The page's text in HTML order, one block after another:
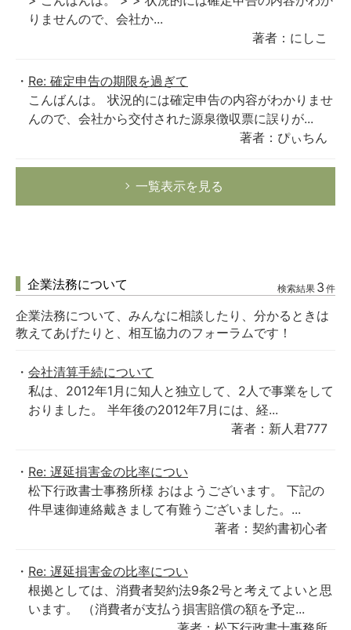
りませんので、会社か...
著者：にしこ
Re: 確定申告の期限を過ぎて
こんばんは。 状況的には確定申告の内容がわかりませ
んので、会社から交付された源泉徴収票に誤りが...
著者：ぴぃちん
一覧表示を見る
企業法務について 検索結果 3 件
企業法務について、みんなに相談したり、分かるときは
教えてあげたりと、相互協力のフォーラムです！
会社清算手続について
私は、2012年1月に知人と独立して、2人で事業をして
おりました。 半年後の2012年7月には、経...
著者：新人君777
Re: 遅延損害金の比率につい
松下行政書士事務所様 おはようございます。 下記の
件早速御連絡戴きまして有難うございました。...
著者：契約書初心者
Re: 遅延損害金の比率につい
根拠としては、消費者契約法9条2号と考えてよいと思
います。 （消費者が支払う損害賠償の額を予定...